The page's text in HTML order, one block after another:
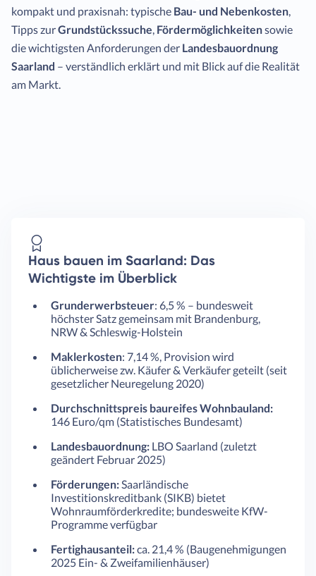
kompakt und praxisnah: typische Bau- und Nebenkosten,
Tipps zurGrundstückssuche, Fördermöglichkeitensowie
die wichtigsten Anforderungen der Landesbauordnung
Saarland – verständlich erklärt und mit Blick auf die Realität
am Markt.
Haus bauen im Saarland: Das
Wichtigste im Überblick
Grunderwerbsteuer: 6,5 % – bundesweit
höchster Satz gemeinsam mit Brandenburg,
NRW & Schleswig-Holstein
Maklerkosten: 7,14 %, Provision wird
üblicherweise zw. Käufer & Verkäufer geteilt (seit
gesetzlicher Neuregelung 2020)
Durchschnittspreis baureifes Wohnbauland:
146 Euro/qm (Statistisches Bundesamt)
Landesbauordnung: LBO Saarland (zuletzt
geändert Februar 2025)
Förderungen:Saarländische
Investitionskreditbank (SIKB) bietet
Wohnraumförderkredite; bundesweite KfW-
Programme verfügbar
Fertighausanteil:ca. 21,4 % (Baugenehmigungen
2025 Ein- & Zweifamilienhäuser)